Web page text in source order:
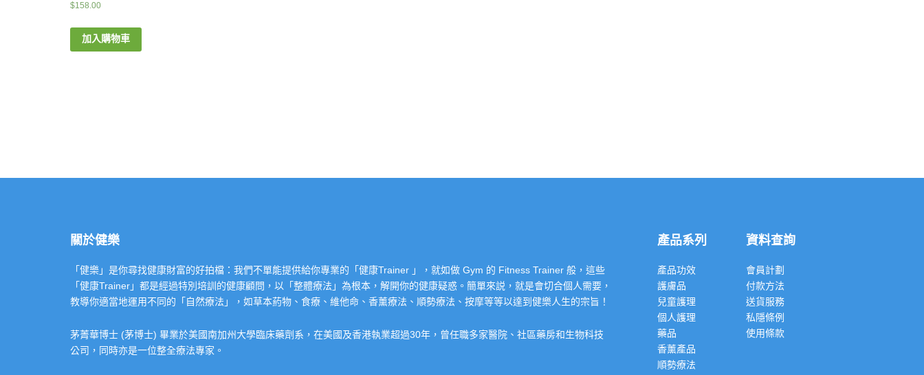
$158.00
加入購物車
關於健樂
「健樂」是你尋找健康財富的好拍檔：我們不單能提供給你專業的「健康Trainer 」，就如做 Gym 的 Fitness Trainer 般，這些
「健康Trainer」都是經過特別培訓的健康顧問，以「整體療法」為根本，解開你的健康疑惑。簡單來説，就是會切合個人需要，
教導你適當地運用不同的「自然療法」，如草本葯物、食療、維他命、香薰療法、順勢療法、按摩等等以達到健樂人生的宗旨！
茅菁華博士 (茅博士) 畢業於美國南加州大學臨床藥劑系，在美國及香港執業超過30年，曾任職多家醫院、社區藥房和生物科技
公司，同時亦是一位整全療法專家。
產品系列
產品功效
護膚品
兒童護理
個人護理
藥品
香薰產品
順勢療法
資料查詢
會員計劃
付款方法
送貨服務
私隱條例
使用條款